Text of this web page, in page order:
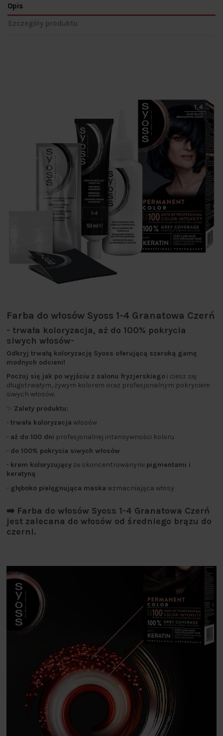
Opis
Szczegóły produktu
Farba do włosów Syoss 1-4 Granatowa Czerń
- trwała koloryzacja, aż do 100% pokrycia
siwych włosów-
Odkryj trwałą koloryzację Syoss oferującą szeroką gamę
modnych odcieni!
Poczuj się jak po wyjściu z salonu fryzjerskiego i ciesz się
długotrwałym, żywym kolorem oraz profesjonalnym pokryciem
siwych włosów.
Zalety produktu:
- trwała koloryzacja włosów
- aż do 100 dni profesjonalnej intensywności koloru
- do 100% pokrycia siwych włosów
- krem koloryzujący ze skoncentrowanymi pigmentami i
keratyną
- głęboko pielęgnująca maska wzmacniająca włosy
➡️ Farba do włosów Syoss 1-4 Granatowa Czerń
jest zalecana do włosów od średniego brązu do
czerni.